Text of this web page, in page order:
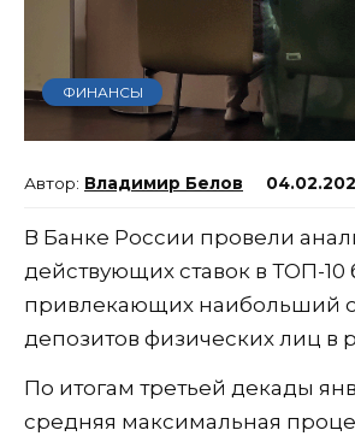
ФИНАНСЫ
Владимир Белов
В Банке России провели
действующих ставок в ТОП-10
привлекающих наибольший
депозитов физических лиц в
По итогам третьей декады
средняя максимальная